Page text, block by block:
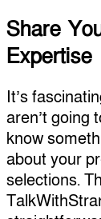
Share
Expertise
It’s
aren’t going
know
about your
selections.